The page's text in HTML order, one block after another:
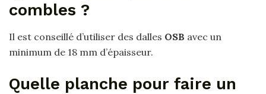
combles ?
Il est conseillé d’utiliser des dalles OSB avec un
minimum de 18 mm d’épaisseur.
Quelle planche pour faire un